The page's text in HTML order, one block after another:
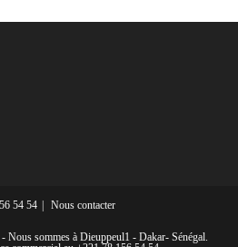
54 54 Nous contacter
sommes à Dieuppeul1 - Dakar- Sénégal.